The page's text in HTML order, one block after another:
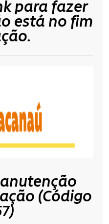
para fazer
está no fim
(Código